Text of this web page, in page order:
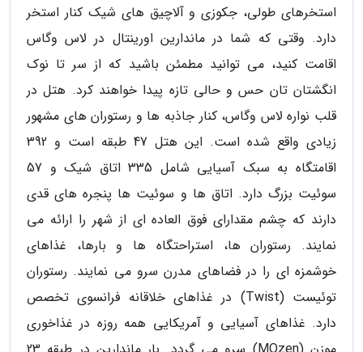
استخرهای طولی، جکوزی و آلاچیق های شیک کنار استخر
دارد. وقتی که شما در ماندارین اورینتال در لاس وگاس
اقامت کنید، می توانید مطمئن باشید که از سر تا نوک
انگشتان تان حس و حالی تازه پیدا خواهند کرد. هتل در
قلب نواره لاس وگاس، کنار جاذبه ها و رستوران های مشهور
زیادی واقع شده است. این هتل 47 طبقه است و 392
اقامتگاه به سبک آسیایی شامل 335 اتاق شیک و 57
سوئیت بزرگ دارد. اتاق ها و سوئیت ها پنجره های قدی
دارند که چشم مقدارای فوق العاده ای از شهر را ارائه می
نمایند. رستوران ها، استراحتگاه ها و بارها، غذاهای
خوشمزه ای را در فضاهای مدرن سرو می نمایند. رستوران
توئیست (Twist) در غذاهای خلاقانه فرانسوی تخصص
دارد. غذاهای آسیایی و آمریکایی همه روزه در غذاخوری